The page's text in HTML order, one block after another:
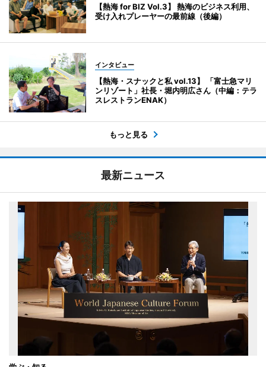
【熱海 for BIZ Vol.3】 熱海のビジネス利用、
受け入れプレーヤーの最前線（後編）
インタビュー
【熱海・スナックと私 vol.13】 「富士急マリ
ンリゾート」社長・堀内明広さん（中編：テラ
スレストランENAK）
もっと見る
最新ニュース